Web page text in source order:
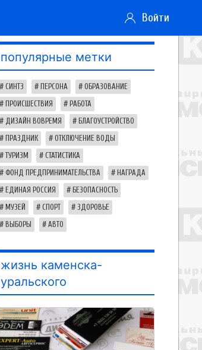
Войти
популярные метки
СИНТЗ ПЕРСОНА ОБРАЗОВАНИЕ
ПРОИСШЕСТВИЯ РАБОТА
ДИЗАЙН ВОВРЕМЯ БЛАГОУСТРОЙСТВО
ПРАЗДНИК ОТКЛЮЧЕНИЕ ВОДЫ
ТУРИЗМ СТАТИСТИКА
ФОНД ПРЕДПРИНИМАТЕЛЬСТВА НАГРАДА
ЕДИНАЯ РОССИЯ БЕЗОПАСНОСТЬ
МУЗЕЙ СПОРТ ЗДОРОВЬЕ
ВЫБОРЫ АВТО
жизнь каменска-
уральского